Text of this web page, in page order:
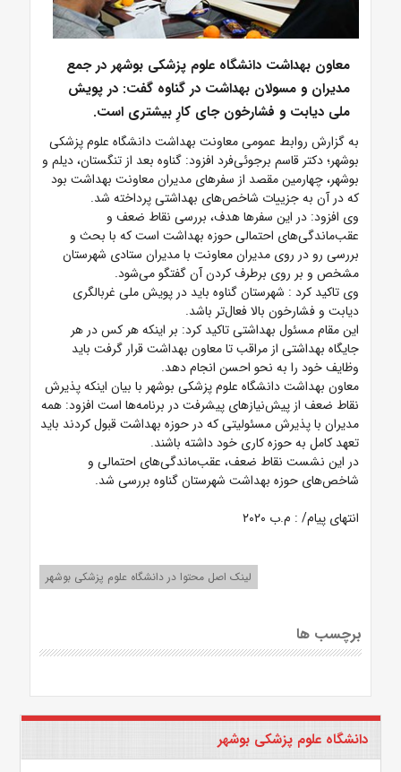
معاون بهداشت دانشگاه علوم پزشکی بوشهر در جمع
مدیران و مسولان بهداشت در گناوه گفت: در پویش
ملی دیابت و فشارخون جای کارِ بیشتری است.
به گزارش روابط عمومی معاونت بهداشت دانشگاه علوم پزشکی
بوشهر؛ دکتر قاسم برجوئی‌فرد افزود: گناوه بعد از تنگستان، دیلم و
بوشهر، چهارمین مقصد از سفرهای مدیران معاونت بهداشت بود
که در آن به جزییات شاخص‌های بهداشتی پرداخته شد.
وی افزود: در این سفرها هدف، بررسی نقاط ضعف و
عقب‌ماندگی‌های احتمالی حوزه بهداشت است که با بحث و
بررسی رو در روی مدیران معاونت با مدیران ستادی شهرستان
مشخص و بر روی برطرف کردن آن گفتگو می‌شود.
وی تاکید کرد : شهرستان گناوه باید در پویش ملی غربالگری
دیابت و فشارخون بالا فعال‌تر باشد.
این مقام مسئول بهداشتی تاکید کرد: بر اینکه هر کس در هر
جایگاه بهداشتی از مراقب تا معاون بهداشت قرار گرفت باید
وظایف خود را به نحو احسن انجام دهد.
معاون بهداشت دانشگاه علوم پزشکی بوشهر با بیان اینکه پذیرش
نقاط ضعف از پیش‌نیازهای پیشرفت در برنامه‌ها است افزود: همه
مدیران با پذیرش مسئولیتی که در حوزه بهداشت قبول کردند باید
تعهد کامل به حوزه کاری خود داشته باشند.
در این نشست نقاط ضعف، عقب‌ماندگی‌های احتمالی و
شاخص‌های حوزه بهداشت شهرستان گناوه بررسی شد.
انتهای پیام/ : م.ب ۲۰۲۰
لینک اصل محتوا در دانشگاه علوم پزشکی بوشهر
برچسب ها
دانشگاه علوم پزشکی بوشهر